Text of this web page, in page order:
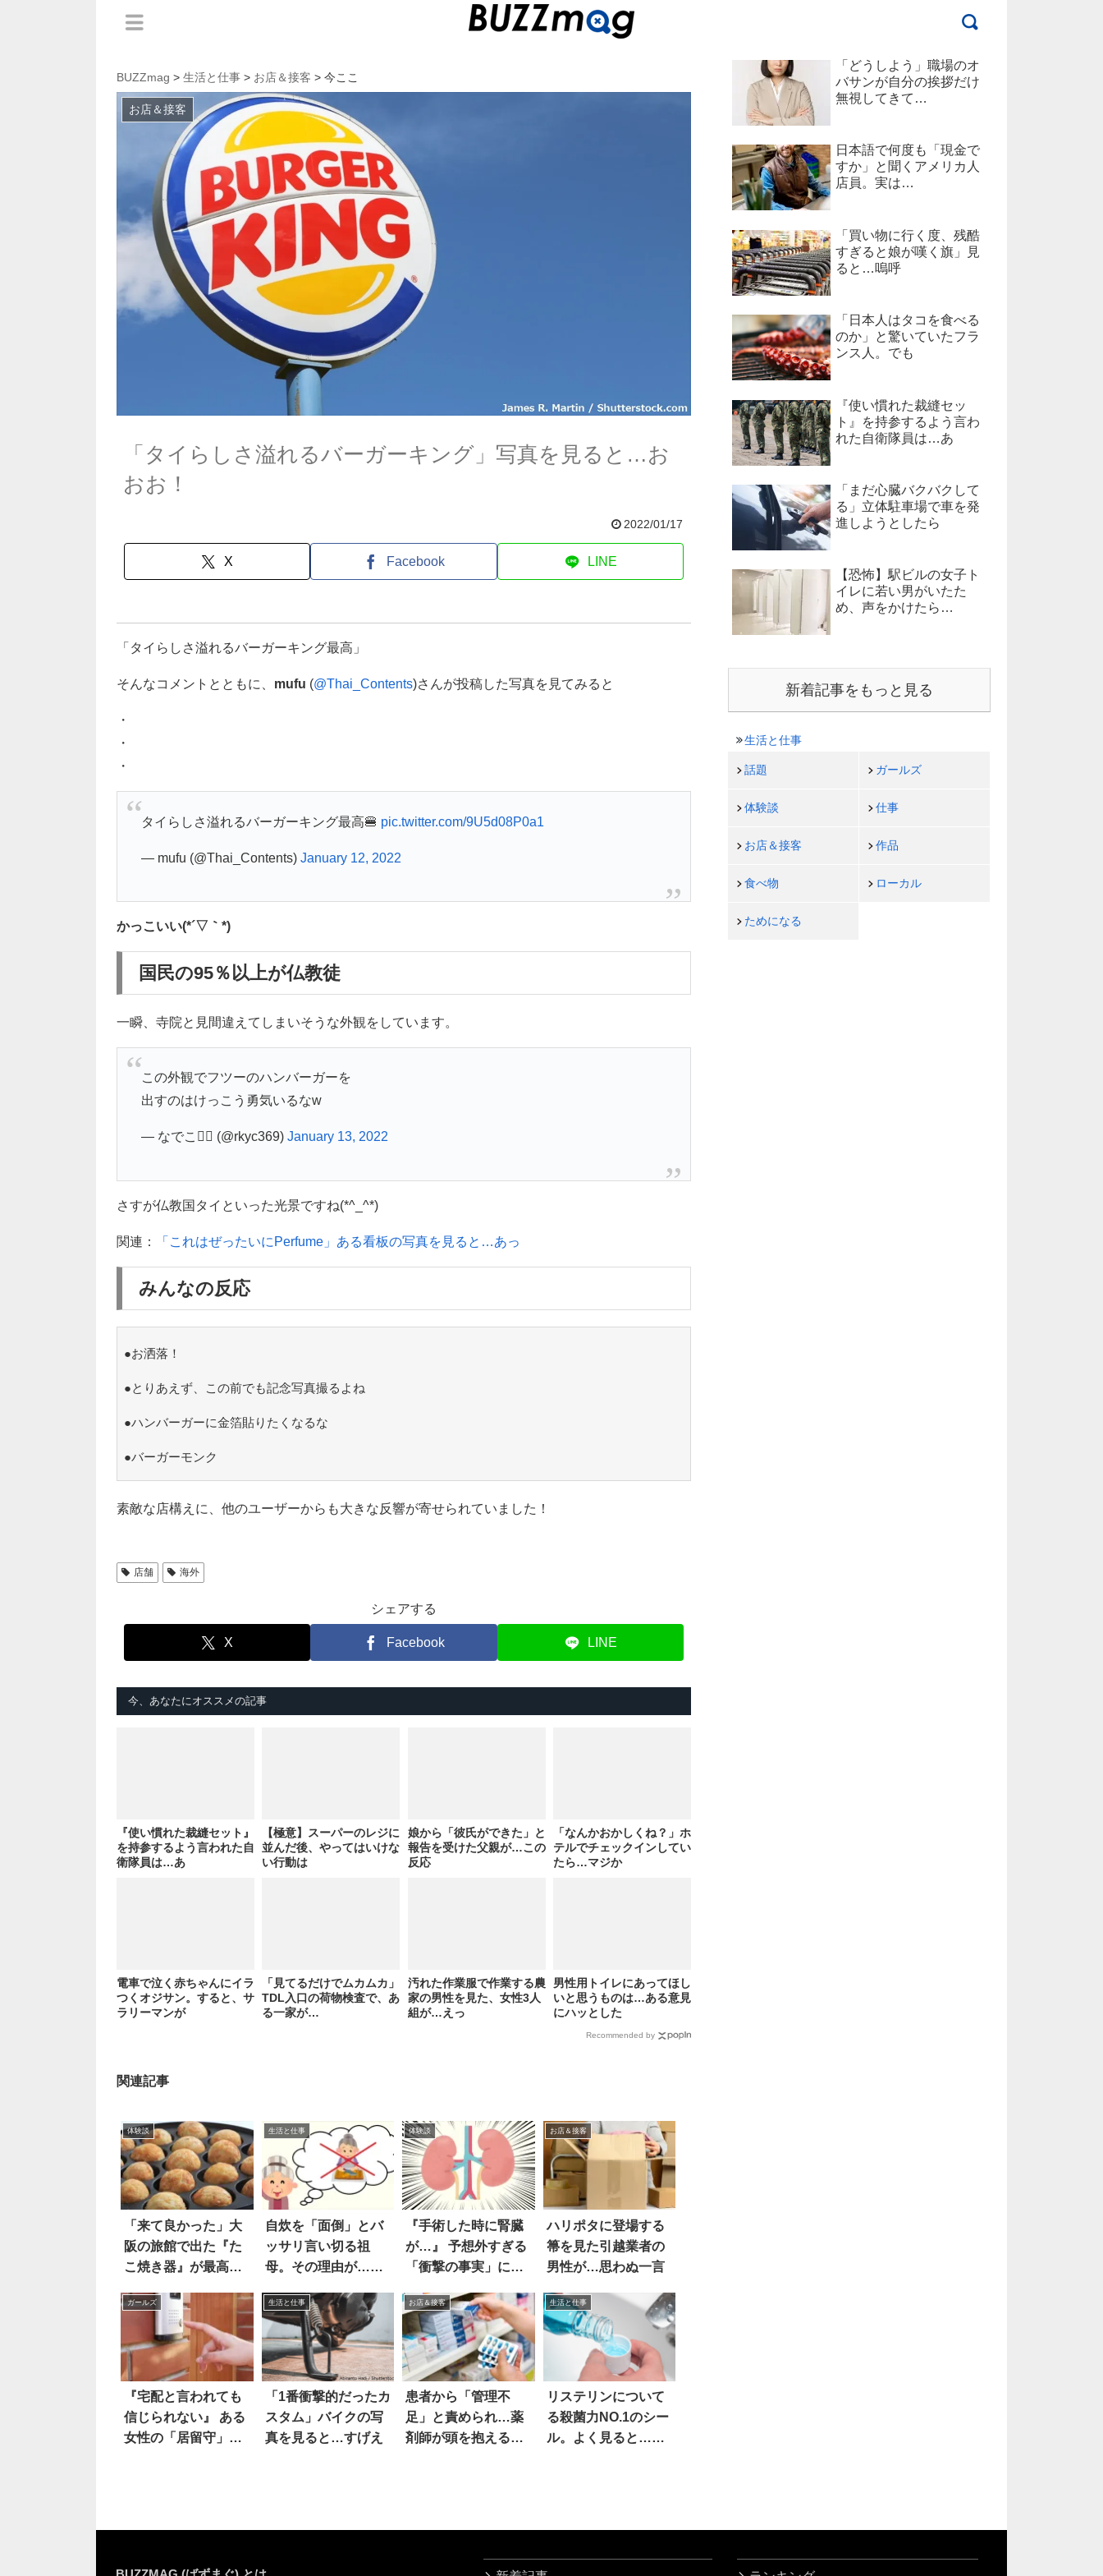
BUZZmag > 生活と仕事 > お店＆接客 > 今ここ
お店＆接客
「タイらしさ溢れるバーガーキング」写真を見ると…お
おお！
2022/01/17
X Facebook LINE
「タイらしさ溢れるバーガーキング最高」
そんなコメントとともに、 mufu (@Thai_Contents)さんが投稿した写真を見てみると
・
・
・
タイらしさ溢れるバーガーキング最高🍔 pic.twitter.com/9U5d08P0a1
— mufu (@Thai_Contents) January 12, 2022
かっこいい(*´▽｀*)
国民の95％以上が仏教徒
一瞬、寺院と見間違えてしまいそうな外観をしています。
この外観でフツーのハンバーガーを
出すのはけっこう勇気いるなw
— なでこ💁‍♀️ (@rkyc369) January 13, 2022
さすが仏教国タイといった光景ですね(*^_^*)
関連： 「これはぜったいにPerfume」ある看板の写真を見ると…あっ
みんなの反応
●お洒落！
●とりあえず、この前でも記念写真撮るよね
●ハンバーガーに金箔貼りたくなるな
●バーガーモンク
素敵な店構えに、他のユーザーからも大きな反響が寄せられていました！
店舗 海外
シェアする
X Facebook LINE
今、あなたにオススメの記事
『使い慣れた裁縫セット』
を持参するよう言われた自
衛隊員は…あ
【極意】スーパーのレジに
並んだ後、やってはいけな
い行動は
娘から「彼氏ができた」と
報告を受けた父親が…この
反応
「なんかおかしくね？」ホ
テルでチェックインしてい
たら…マジか
電車で泣く赤ちゃんにイラ
つくオジサン。すると、サ
ラリーマンが
「見てるだけでムカムカ」
TDL入口の荷物検査で、あ
る一家が…
汚れた作業服で作業する農
家の男性を見た、女性3人
組が…えっ
男性用トイレにあってほし
いと思うものは…ある意見
にハッとした
Recommended by
関連記事
体験談
「来て良かった」大
阪の旅館で出た『た
こ焼き器』が最高す
生活と仕事
自炊を「面倒」とバ
ッサリ言い切る祖
母。その理由が…最
体験談
『手術した時に腎臓
が…』 予想外すぎる
「衝撃の事実」に医
お店＆接客
ハリポタに登場する
箒を見た引越業者の
男性が…思わぬ一言
ガールズ
『宅配と言われても
信じられない』 ある
女性の「居留守」を
生活と仕事
「1番衝撃的だったカ
スタム」バイクの写
真を見ると…すげえ
お店＆接客
患者から「管理不
足」と責められ…薬
剤師が頭を抱える問
生活と仕事
リステリンについて
る殺菌力NO.1のシー
ル。よく見ると…マ
「どうしよう」職場のオ
バサンが自分の挨拶だけ
無視してきて…
日本語で何度も「現金で
すか」と聞くアメリカ人
店員。実は…
「買い物に行く度、残酷
すぎると娘が嘆く旗」見
ると…嗚呼
「日本人はタコを食べる
のか」と驚いていたフラ
ンス人。でも
『使い慣れた裁縫セッ
ト』を持参するよう言わ
れた自衛隊員は…あ
「まだ心臓バクバクして
る」立体駐車場で車を発
進しようとしたら
【恐怖】駅ビルの女子ト
イレに若い男がいたた
め、声をかけたら…
新着記事をもっと見る
生活と仕事
話題 ガールズ
体験談 仕事
お店＆接客 作品
食べ物 ローカル
ためになる